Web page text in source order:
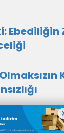
Ebediliğin